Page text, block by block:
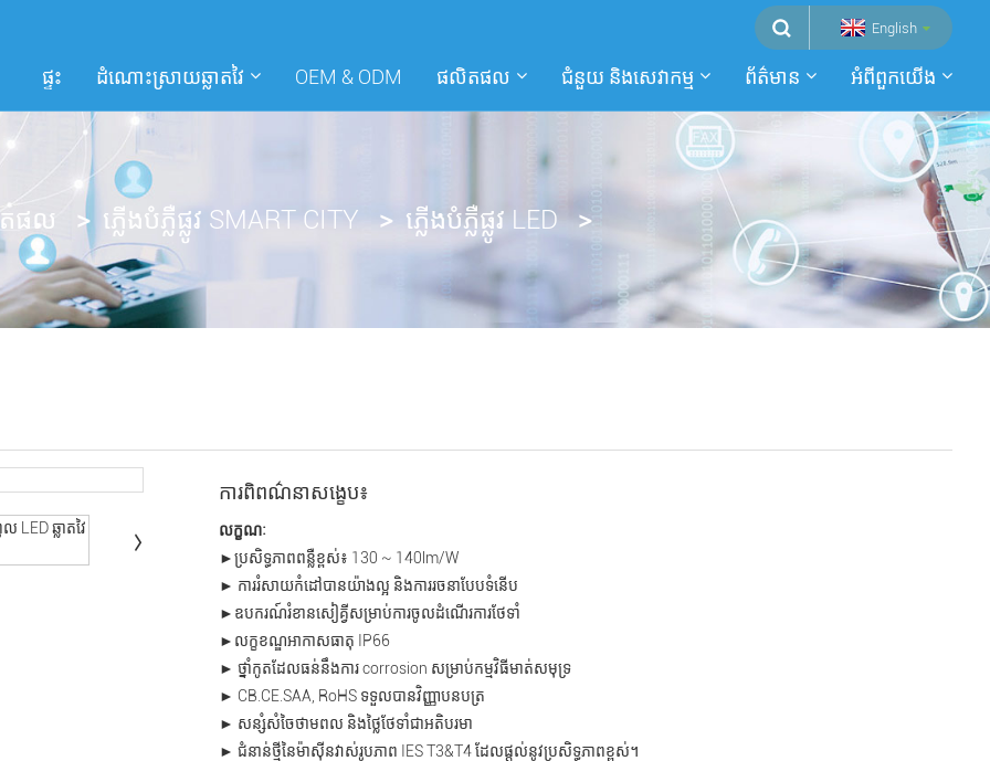
English
ផ្ទះ ដំណោះស្រាយឆ្លាតវៃ OEM & ODM ផលិតផល ជំនួយ និងសេវាកម្ម ព័ត៌មាន អំពី​ពួក​យើង
ផល ភ្លើងបំភ្លឺផ្លូវ SMART CITY ភ្លើងបំភ្លឺផ្លូវ LED
ការពិពណ៌នាសង្ខេប៖
លក្ខណៈ
►ប្រសិទ្ធភាពពន្លឺខ្ពស់៖ 130 ~ 140lm/W
► ការរំសាយកំដៅបានយ៉ាងល្អ និងការរចនាបែបទំនើប
►ឧបករណ៍រំខានសៀគ្វីសម្រាប់ការចូលដំណើរការថែទាំ
►លក្ខខណ្ឌអាកាសធាតុ IP66
► ថ្នាំកូតដែលធន់នឹងការ corrosion សម្រាប់កម្មវិធីមាត់សមុទ្រ
► CB.CE.SAA, RoHS ទទួលបានវិញ្ញាបនបត្រ
► សន្សំសំចៃថាមពល និងថ្លៃថែទាំជាអតិបរមា
► ជំនាន់ថ្មីនៃម៉ាស៊ីនវាស់រូបភាព IES T3&T4 ដែលផ្តល់នូវប្រសិទ្ធភាពខ្ពស់។